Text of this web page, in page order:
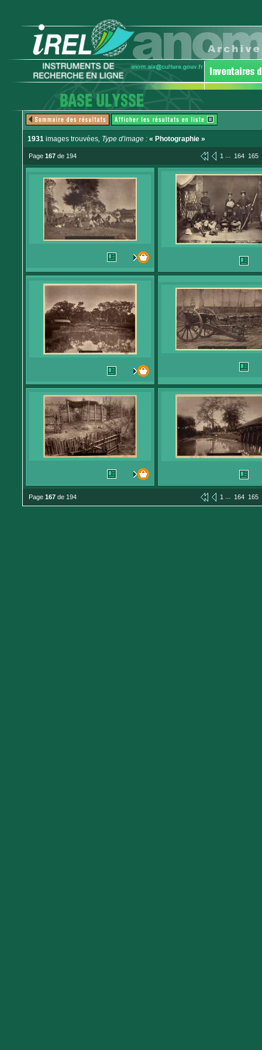
1931 images trouvées, Type d'image : « Photographie »
Page 167 de 194 1 ... 164 165
Page 167 de 194 1 ... 164 165